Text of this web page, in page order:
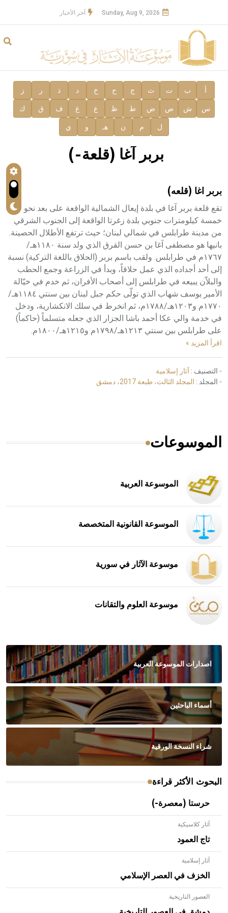
Sunday, Aug 9, 2026 آخر الأخبار
أ ب ت ث ج ح خ د ذ ر ز
س ش ص ض ط ظ ع غ ف ق ك
ل م ن هـ و ي
بربر آغا (قلعة-)
بربر اغا (قلعه)
تقع قلعة بربر آغا في بلدة إيعال الشمالية الواقعة على بعد نحو
خمسة كيلومترات جنوبي بلدة زغرتا الواقعة إلى الجنوب الشرقي
من مدينة طرابلس في شمالي لبنان؛ حيث ترتفع الأطلال الحصينة.
بانيها هو مصطفى آغا بن حسن القرق الذي ولد سنة ١١٨٠هـ/
١٧٦٧م في طرابلس. ولقب باسم بربر (الحلاق باللغة التركية) نسبة
إلى أحد أجداده الذي عمل حلاقاً، وبدأ في الزراعة وجمع الحطب
والبلاّن يبيعه في طرابلس إلى أصحاب الأفران، ثم خدم في خيّالة
الأمير يوسف شهاب الذي تولّى حكم جبل لبنان بين سنتي ١١٨٤هـ/
١٧٧٠م و١٢٠٣هـ/١٧٨٨م، ثم انخرط في سلك الانكشارية، ودخل
في خدمة والي عكا أحمد باشا الجزار الذي جعله متسلماً (حاكماً)
على طرابلس بين سنتي ١٢١٣هـ/١٧٩٨م و١٢١٥هـ/١٨٠٠م.
اقرأ المزيد »
- التصنيف : آثار إسلامية
- المجلد : المجلد الثالث، طبعة 2017، دمشق
الموسوعات
الموسوعة العربية
الموسوعة القانونية المتخصصة
موسوعة الآثار في سورية
موسوعة العلوم والتقانات
اصدارات الموسوعة العربية
أسماء الباحثين
شراء النسخة الورقية
البحوث الأكثر قراءة
حرستا (معصرة-)
آثار كلاسيكية
تاج العمود
آثار إسلامية
الخزف في العصر الإسلامي
العصور التاريخية
- هل تعلم أن الأبلق نوع من الفنون الهندسية التي ارتبطت
بالعمارة الإسلامية في بلاد الشام ومصر خاصة، حيث يحرص